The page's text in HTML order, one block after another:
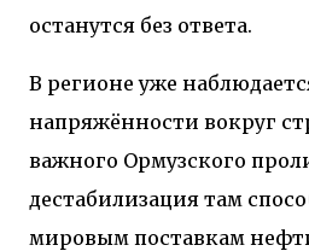
останутся без ответа.
В регионе уже
напряжённости вокруг
важного Ормузского
дестабилизация там
мировым поставкам